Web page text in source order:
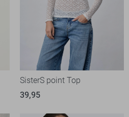
SisterS point Top
39,95